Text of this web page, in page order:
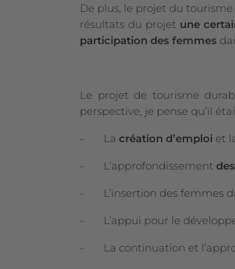
De plus, le projet du
résultats du projet une
participation des femmes
Le projet de tourisme
perspective, je pense qu’il
- La création d’emploi et
- L’approfondissement
- L’insertion des femmes
- L’appui pour le
- La continuation et